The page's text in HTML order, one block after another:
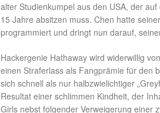
alter Studienkumpel aus den USA, der
15 Jahre absitzen muss. Chen hatte
programmiert und dringt nun darauf,
Hackergenie Hathaway wird widerwillig
einen Straferlass als Fangprämie für den
sich schnell als nur halbzwielichtiger
Resultat einer schlimmen Kindheit, der
Girls nebst folgender Verweigerung einer